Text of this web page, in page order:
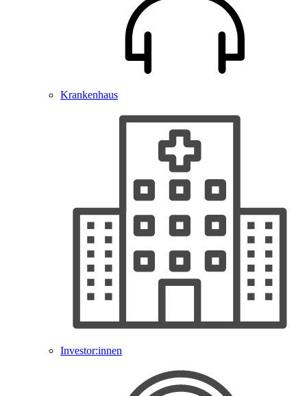
Krankenhaus
Investor:innen